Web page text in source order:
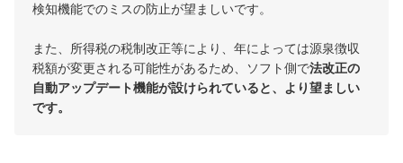
検知機能でのミスの防止が望ましいです。
また、所得税の税制改正等により、年によっては源泉徴収
税額が変更される可能性があるため、ソフト側で法改正の
自動アップデート機能が設けられていると、より望ましい
です。